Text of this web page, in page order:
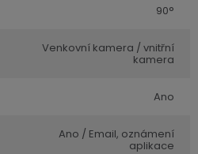
90°
Venkovní kamera / vnitřní
kamera
Ano
Ano / Email, oznámení
aplikace